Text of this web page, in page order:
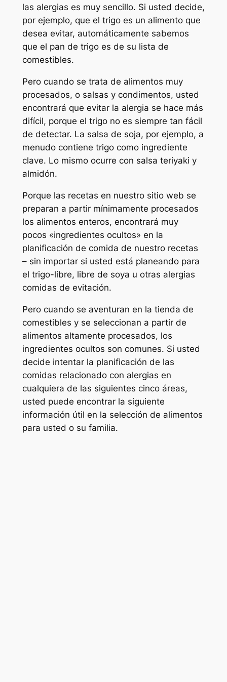
las alergias es muy sencillo. Si usted decide,
por ejemplo, que el trigo es un alimento que
desea evitar, automáticamente sabemos
que el pan de trigo es de su lista de
comestibles.
Pero cuando se trata de alimentos muy
procesados, o salsas y condimentos, usted
encontrará que evitar la alergia se hace más
difícil, porque el trigo no es siempre tan fácil
de detectar. La salsa de soja, por ejemplo, a
menudo contiene trigo como ingrediente
clave. Lo mismo ocurre con salsa teriyaki y
almidón.
Porque las recetas en nuestro sitio web se
preparan a partir mínimamente procesados
los alimentos enteros, encontrará muy
pocos «ingredientes ocultos» en la
planificación de comida de nuestro recetas
– sin importar si usted está planeando para
el trigo-libre, libre de soya u otras alergias
comidas de evitación.
Pero cuando se aventuran en la tienda de
comestibles y se seleccionan a partir de
alimentos altamente procesados, los
ingredientes ocultos son comunes. Si usted
decide intentar la planificación de las
comidas relacionado con alergias en
cualquiera de las siguientes cinco áreas,
usted puede encontrar la siguiente
información útil en la selección de alimentos
para usted o su familia.